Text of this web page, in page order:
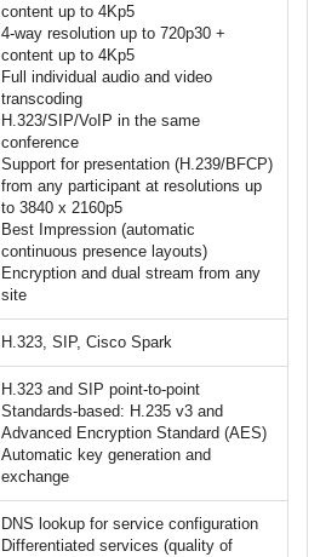
content up to 4Kp5
4-way resolution up to 720p30 +
content up to 4Kp5
Full individual audio and video
transcoding
H.323/SIP/VoIP in the same
conference
Support for presentation (H.239/BFCP)
from any participant at resolutions up
to 3840 x 2160p5
Best Impression (automatic
continuous presence layouts)
Encryption and dual stream from any
site
H.323, SIP, Cisco Spark
H.323 and SIP point-to-point
Standards-based: H.235 v3 and
Advanced Encryption Standard (AES)
Automatic key generation and
exchange
DNS lookup for service configuration
Differentiated services (quality of